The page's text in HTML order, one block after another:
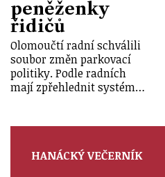
peněženky
řidičů
Olomoučtí radní schválili
soubor změn parkovací
politiky. Podle radních
mají zpřehlednit systém…
HANÁCKÝ VEČERNÍK